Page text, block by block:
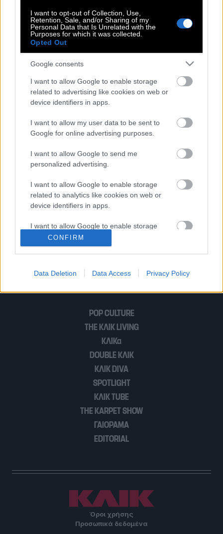
I want to opt-out of Collection, Use,
Retention, Sale, and/or Sharing of my
Personal Data that Is Unrelated with the
Purposes for which it was collected.
Opted Out
Google consents
I want to allow Google to enable storage
related to advertising like cookies on web or
device identifiers in apps.
I want to allow my user data to be sent to
Google for online advertising purposes.
I want to allow Google to send me
personalized advertising.
I want to allow Google to enable storage
related to analytics like cookies on web or
device identifiers in apps.
I want to allow Google to enable storage
related to functionality of the website or app.
I want to allow Google to enable storage
related to personalization.
functionality and fraud prevention, and other
CONFIRM
Data Deletion Data Access Privacy Policy
Αντζέλικα Χιούστον & Τζακ Νίκολσον |
Έκλαιγα 3 μέρες όταν γέλασε στην
ιδέα του να με παντρευτεί…
Η Φωλιά του Κούκου | Η αξέχαστη ταινία
που σκηνοθέτησε ο Μίλος Φόρμαν &
πρωταγωνίστησε ο Τζακ Νίκολσον
Η Φωλιά του Κούκου | Μια από τις
καλύτερες ταινίες όλων των εποχών
με την εκπληκτική ερμηνεία του Τζακ
Δε χρειάζομαι την έγκρισή σας…
1 2
POP CULTURE
THE ΚΛΙΚ LIVING
ΚΛΙΚα
DOUBLE ΚΛΙΚ
ΚΛΙΚ DIVA
SPOTLIGHT
ΚΛΙΚ TUBE
THE KARPET SHOW
ΓΑΙΟΡΑΜΑ
EDITORIAL
Όροι χρήσης
Προσωπικά δεδομένα